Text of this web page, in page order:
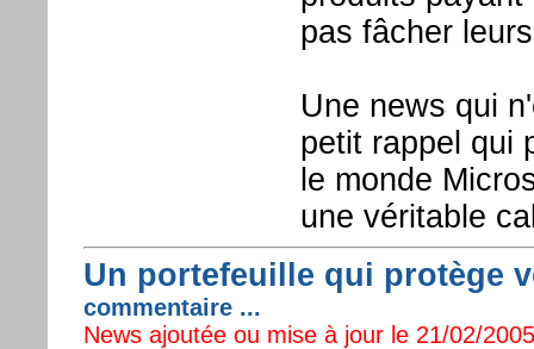
pas fâcher
Une news qui
petit rappel qui
le monde
une véritable
Un portefeuille qui protège
commentaire ...
News ajoutée ou mise à jour le 21/02/